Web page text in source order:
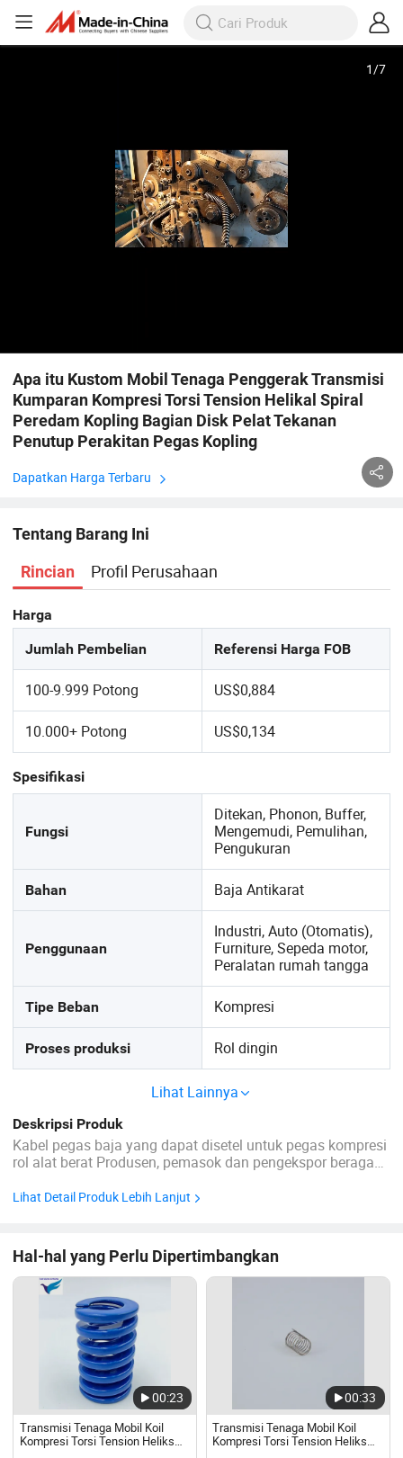
1/7
Apa itu Kustom Mobil Tenaga Penggerak Transmisi
Kumparan Kompresi Torsi Tension Helikal Spiral
Peredam Kopling Bagian Disk Pelat Tekanan
Penutup Perakitan Pegas Kopling
Dapatkan Harga Terbaru
Tentang Barang Ini
Rincian Profil Perusahaan
Harga
Jumlah Pembelian Referensi Harga FOB
100-9.999 Potong US$0,884
10.000+ Potong US$0,134
Spesifikasi
Fungsi
Ditekan, Phonon, Buffer,
Mengemudi, Pemulihan,
Pengukuran
Bahan Baja Antikarat
Penggunaan
Industri, Auto (Otomatis),
Furniture, Sepeda motor,
Peralatan rumah tangga
Tipe Beban Kompresi
Proses produksi Rol dingin
Lihat Lainnya
Deskripsi Produk
Kabel pegas baja yang dapat disetel untuk pegas kompresi
rol alat berat Produsen, pemasok dan pengekspor beragam
mesin terbaru di infrastruktur kami yang dilengkapi dengan
Lihat Detail Produk Lebih Lanjut
Hal-hal yang Perlu Dipertimbangkan
00:23
Transmisi Tenaga Mobil Koil
Kompresi Torsi Tension Heliks
00:33
Transmisi Tenaga Mobil Koil
Kompresi Torsi Tension Heliks